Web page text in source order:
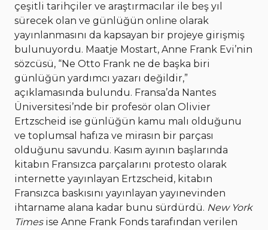
çeşitli tarihçiler ve araştırmacılar ile beş yıl
sürecek olan ve günlüğün online olarak
yayınlanmasını da kapsayan bir projeye girişmiş
bulunuyordu. Maatje Mostart, Anne Frank Evi’nin
sözcüsü, “Ne Otto Frank ne de başka biri
günlüğün yardımcı yazarı değildir,”
açıklamasında bulundu. Fransa’da Nantes
Üniversitesi’nde bir profesör olan Olivier
Ertzscheid ise günlüğün kamu malı olduğunu
ve toplumsal hafıza ve mirasın bir parçası
olduğunu savundu. Kasım ayının başlarında
kitabın Fransızca parçalarını protesto olarak
internette yayınlayan Ertzscheid, kitabın
Fransızca baskısını yayınlayan yayınevinden
ihtarname alana kadar bunu sürdürdü. New York
Times ise Anne Frank Fonds tarafından verilen